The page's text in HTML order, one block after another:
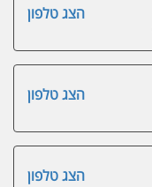
הצג טלפון
הצג טלפון
הצג טלפון